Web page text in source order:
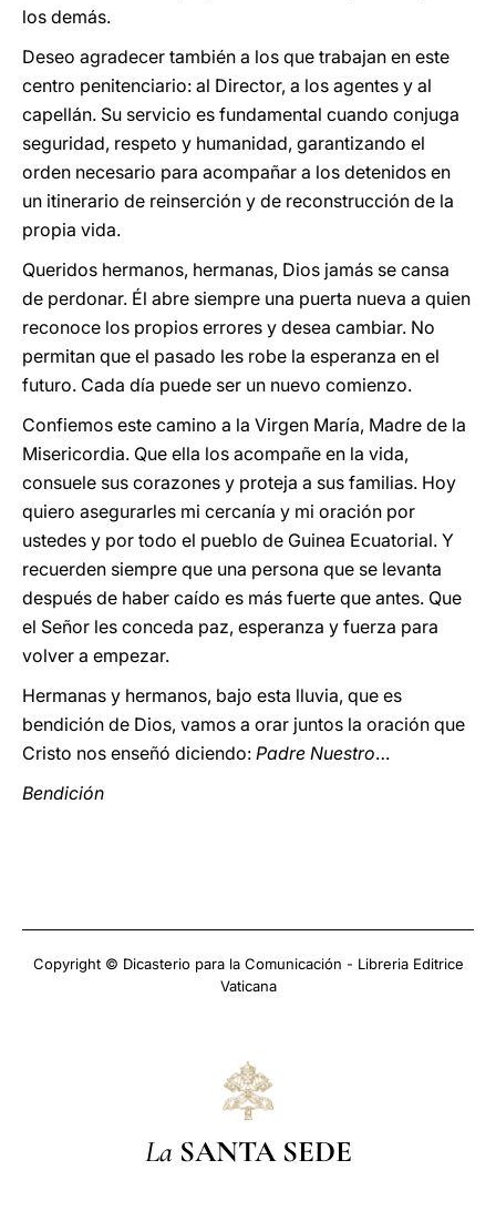
los demás.
Deseo agradecer también a los que trabajan en este
centro penitenciario: al Director, a los agentes y al
capellán. Su servicio es fundamental cuando conjuga
seguridad, respeto y humanidad, garantizando el
orden necesario para acompañar a los detenidos en
un itinerario de reinserción y de reconstrucción de la
propia vida.
Queridos hermanos, hermanas, Dios jamás se cansa
de perdonar. Él abre siempre una puerta nueva a quien
reconoce los propios errores y desea cambiar. No
permitan que el pasado les robe la esperanza en el
futuro. Cada día puede ser un nuevo comienzo.
Confiemos este camino a la Virgen María, Madre de la
Misericordia. Que ella los acompañe en la vida,
consuele sus corazones y proteja a sus familias. Hoy
quiero asegurarles mi cercanía y mi oración por
ustedes y por todo el pueblo de Guinea Ecuatorial. Y
recuerden siempre que una persona que se levanta
después de haber caído es más fuerte que antes. Que
el Señor les conceda paz, esperanza y fuerza para
volver a empezar.
Hermanas y hermanos, bajo esta lluvia, que es
bendición de Dios, vamos a orar juntos la oración que
Cristo nos enseñó diciendo: Padre Nuestro…
Bendición
Copyright © Dicasterio para la Comunicación - Libreria Editrice
Vaticana
La SANTA SEDE